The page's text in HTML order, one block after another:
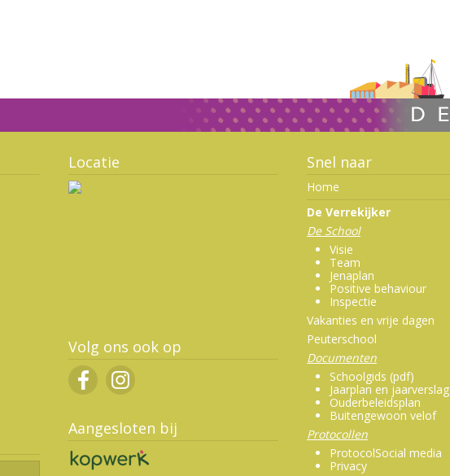
Locatie
Volg ons ook op
Aangesloten bij
Snel naar
Home
De Verrekijker
De School
Visie
Team
Jenaplan
Positive behaviour
Inspectie
Vakanties en vrije dagen
Peuterschool
Documenten
Schoolgids (pdf)
Jaarplan en jaarverslag
Ouderbeleidsplan
Buitengewoon velof
Protocollen
ProtocolSocial media
Privacy